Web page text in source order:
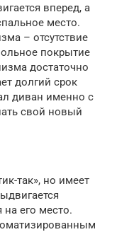
вперед, а
место.
– отсутствие
покрытие
достаточно
долгий срок
диван именно с
свой новый
так», но имеет
на его место.